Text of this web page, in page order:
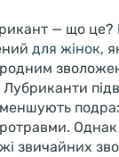
— що
для жінок,
Лубриканти
Однак
звичайних